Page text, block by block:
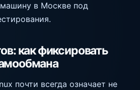
в Москве под
как фиксировать
почти всегда означает не